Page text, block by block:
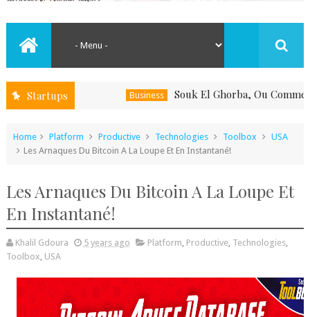
Startups Business Souk El Ghorba, Ou Comment
Home Platform Productive Technologies Toolbox
USA
Les Arnaques Du Bitcoin A La Loupe Et En Instantané!
Les Arnaques Du Bitcoin A La Loupe Et
En Instantané!
Khalil Gdoura 5 years ago Platform, Productive, Technologies,
Toolbox, USA